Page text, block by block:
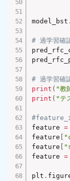
model_bst .
# 過学習確
# 過学習確
print ( "教
print ( "テ
feature =
feature
feature
feature =
plt .